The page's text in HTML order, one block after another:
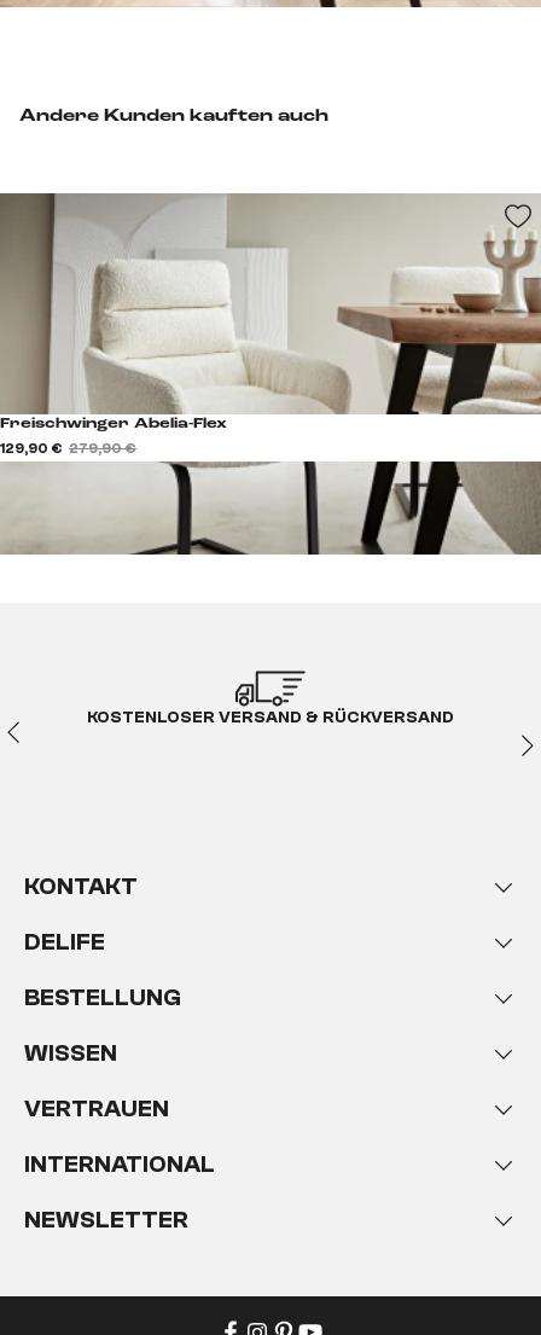
Andere Kunden kauften auch
Freischwinger Abelia-Flex
129,90 € 279,90 €
KOSTENLOSER VERSAND & RÜCKVERSAND
KONTAKT
DELIFE
BESTELLUNG
WISSEN
VERTRAUEN
INTERNATIONAL
NEWSLETTER